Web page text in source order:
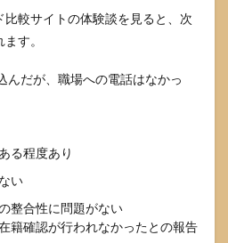
較サイトの体験談を見ると、次
す。
んだが、職場への電話はなかっ
る程度あり
い
整合性に問題がない
籍確認が行われなかったとの報告